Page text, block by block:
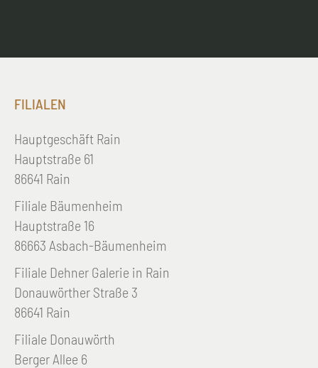
FILIALEN
Hauptgeschäft Rain
Hauptstraße 61
86641 Rain
Filiale Bäumenheim
Hauptstraße 16
86663 Asbach-Bäumenheim
Filiale Dehner Galerie in Rain
Donauwörther Straße 3
86641 Rain
Filiale Donauwörth
Berger Allee 6